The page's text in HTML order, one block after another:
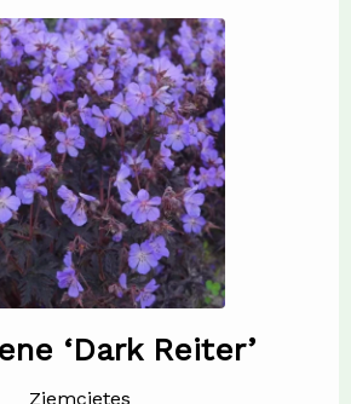
‘Dark Reiter’
Ziemcietes